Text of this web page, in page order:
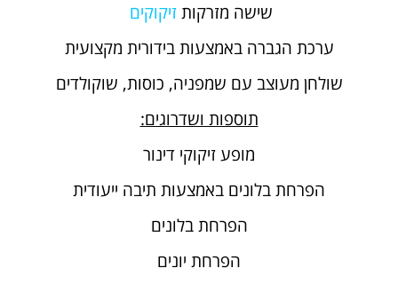
שישה מזרקות זיקוקים
ערכת הגברה באמצעות בידורית מקצועית
שולחן מעוצב עם שמפניה, כוסות, שוקולדים
תוספות ושדרוגים:
מופע זיקוקי דינור
הפרחת בלונים באמצעות תיבה ייעודית
הפרחת בלונים
הפרחת יונים